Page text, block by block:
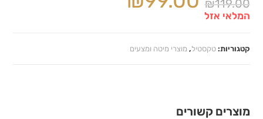
₪119.00
המלאי אזל
קטגוריות:טקסטיל, מוצרי מיטה ומצעים
מוצרים קשורים